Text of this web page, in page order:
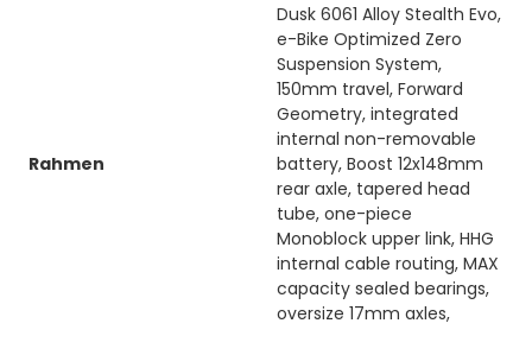
Rahmen
Dusk 6061 Alloy Stealth Evo,
e-Bike Optimized Zero
Suspension System,
150mm travel, Forward
Geometry, integrated
internal non-removable
battery, Boost 12x148mm
rear axle, tapered head
tube, one-piece
Monoblock upper link, HHG
internal cable routing, MAX
capacity sealed bearings,
oversize 17mm axles,